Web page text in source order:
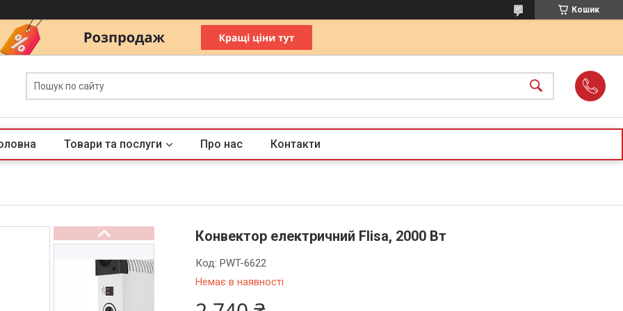
Кошик
Товари та послуги Про нас Контакти
Конвектор електричний Flisa, 2000 Вт
Немає в наявності
Код:PWT-6622